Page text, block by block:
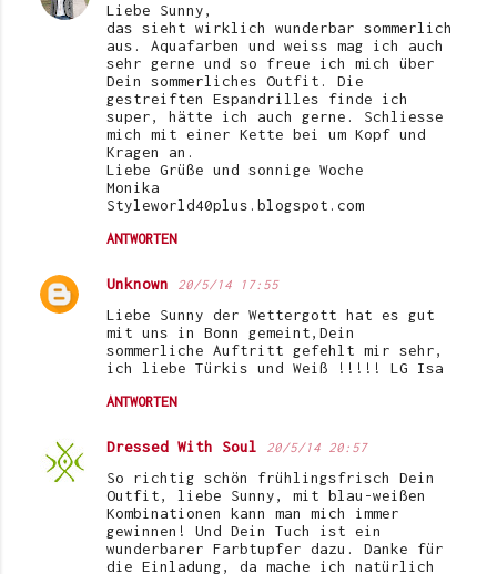
Liebe Sunny,
das sieht wirklich wunderbar sommerlich
aus. Aquafarben und weiss mag ich auch
sehr gerne und so freue ich mich über
Dein sommerliches Outfit. Die
gestreiften Espandrilles finde ich
super, hätte ich auch gerne. Schliesse
mich mit einer Kette bei um Kopf und
Kragen an.
Liebe Grüße und sonnige Woche
Monika
Styleworld40plus.blogspot.com
ANTWORTEN
Unknown 20/5/14 17:55
Liebe Sunny der Wettergott hat es gut
mit uns in Bonn gemeint,Dein
sommerliche Auftritt gefehlt mir sehr,
ich liebe Türkis und Weiß !!!!! LG Isa
ANTWORTEN
Dressed With Soul 20/5/14 20:57
So richtig schön frühlingsfrisch Dein
Outfit, liebe Sunny, mit blau-weißen
Kombinationen kann man mich immer
gewinnen! Und Dein Tuch ist ein
wunderbarer Farbtupfer dazu. Danke für
die Einladung, da mache ich natürlich